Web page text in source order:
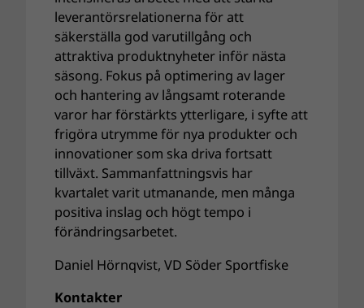
leverantörsrelationerna för att
säkerställa god varutillgång och
attraktiva produktnyheter inför nästa
säsong. Fokus på optimering av lager
och hantering av långsamt roterande
varor har förstärkts ytterligare, i syfte att
frigöra utrymme för nya produkter och
innovationer som ska driva fortsatt
tillväxt. Sammanfattningsvis har
kvartalet varit utmanande, men många
positiva inslag och högt tempo i
förändringsarbetet.
Daniel Hörnqvist, VD Söder Sportfiske
Kontakter